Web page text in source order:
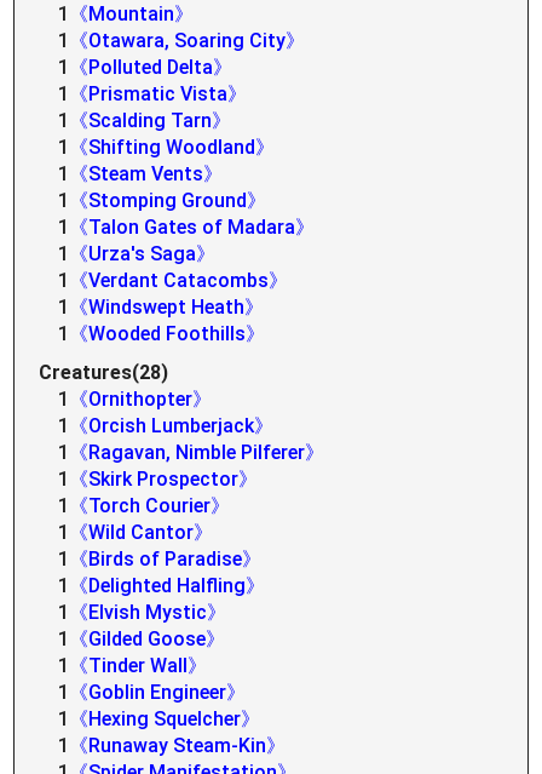
1
《Mountain》
1
《Otawara, Soaring City》
1
《Polluted Delta》
1
《Prismatic Vista》
1
《Scalding Tarn》
1
《Shifting Woodland》
1
《Steam Vents》
1
《Stomping Ground》
1
《Talon Gates of Madara》
1
《Urza's Saga》
1
《Verdant Catacombs》
1
《Windswept Heath》
1
《Wooded Foothills》
Creatures(28)
1
《Ornithopter》
1
《Orcish Lumberjack》
1
《Ragavan, Nimble Pilferer》
1
《Skirk Prospector》
1
《Torch Courier》
1
《Wild Cantor》
1
《Birds of Paradise》
1
《Delighted Halfling》
1
《Elvish Mystic》
1
《Gilded Goose》
1
《Tinder Wall》
1
《Goblin Engineer》
1
《Hexing Squelcher》
1
《Runaway Steam-Kin》